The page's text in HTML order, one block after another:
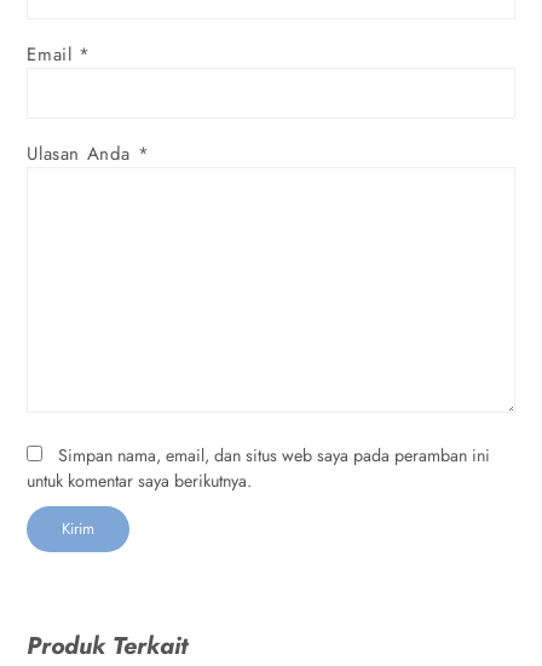
Ulasan Anda *
Email *
Simpan nama, email, dan situs web saya pada peramban ini
untuk komentar saya berikutnya.
Produk Terkait